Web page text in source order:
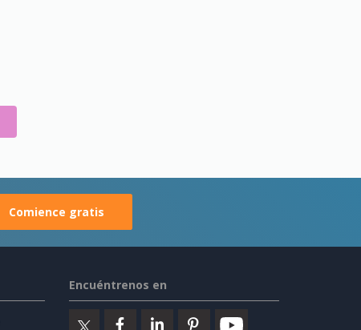
Comience gratis
Encuéntrenos en